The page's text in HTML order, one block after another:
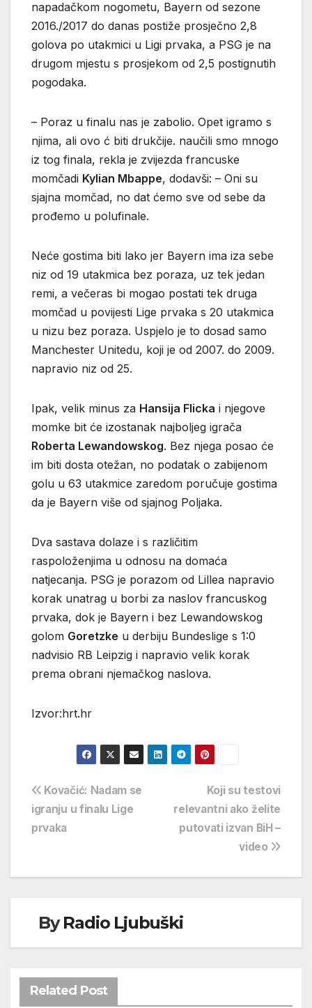
napadačkom nogometu, Bayern od sezone
2016./2017 do danas postiže prosječno 2,8
golova po utakmici u Ligi prvaka, a PSG je na
drugom mjestu s prosjekom od 2,5 postignutih
pogodaka.
– Poraz u finalu nas je zabolio. Opet igramo s
njima, ali ovo ć biti drukčije. naučili smo mnogo
iz tog finala, rekla je zvijezda francuske
momčadi Kylian Mbappe, dodavši: – Oni su
sjajna momčad, no dat ćemo sve od sebe da
prođemo u polufinale.
Neće gostima biti lako jer Bayern ima iza sebe
niz od 19 utakmica bez poraza, uz tek jedan
remi, a večeras bi mogao postati tek druga
momčad u povijesti Lige prvaka s 20 utakmica
u nizu bez poraza. Uspjelo je to dosad samo
Manchester Unitedu, koji je od 2007. do 2009.
napravio niz od 25.
Ipak, velik minus za Hansija Flicka i njegove
momke bit će izostanak najboljeg igrača
Roberta Lewandowskog. Bez njega posao će
im biti dosta otežan, no podatak o zabijenom
golu u 63 utakmice zaredom poručuje gostima
da je Bayern više od sjajnog Poljaka.
Dva sastava dolaze i s različitim
raspoloženjima u odnosu na domaća
natjecanja. PSG je porazom od Lillea napravio
korak unatrag u borbi za naslov francuskog
prvaka, dok je Bayern i bez Lewandowskog
golom Goretzke u derbiju Bundeslige s 1:0
nadvisio RB Leipzig i napravio velik korak
prema obrani njemačkog naslova.
Izvor:hrt.hr
Navigacija
objava
Koji su testovi
relevantni ako želite
putovati izvan BiH –
video
Kovačić: Nadam se
igranju u finalu Lige
prvaka
ByRadio Ljubuški
Related Post